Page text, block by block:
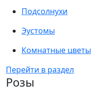
Подсолнухи
Эустомы
Комнатные цветы
Перейти в раздел
Розы